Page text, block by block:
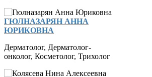
ГЮЛНАЗАРЯН АННА
ЮРИКОВНА
Дерматолог, Дерматолог-
онколог, Косметолог, Трихолог